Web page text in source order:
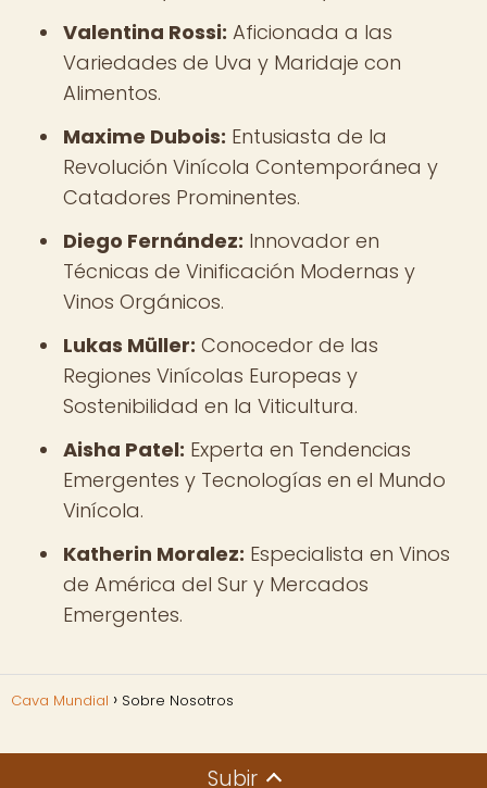
Valentina Rossi: Aficionada a las
Variedades de Uva y Maridaje con
Alimentos.
Maxime Dubois: Entusiasta de la
Revolución Vinícola Contemporánea y
Catadores Prominentes.
Diego Fernández: Innovador en
Técnicas de Vinificación Modernas y
Vinos Orgánicos.
Lukas Müller: Conocedor de las
Regiones Vinícolas Europeas y
Sostenibilidad en la Viticultura.
Aisha Patel: Experta en Tendencias
Emergentes y Tecnologías en el Mundo
Vinícola.
Katherin Moralez: Especialista en Vinos
de América del Sur y Mercados
Emergentes.
Cava Mundial Sobre Nosotros
Subir